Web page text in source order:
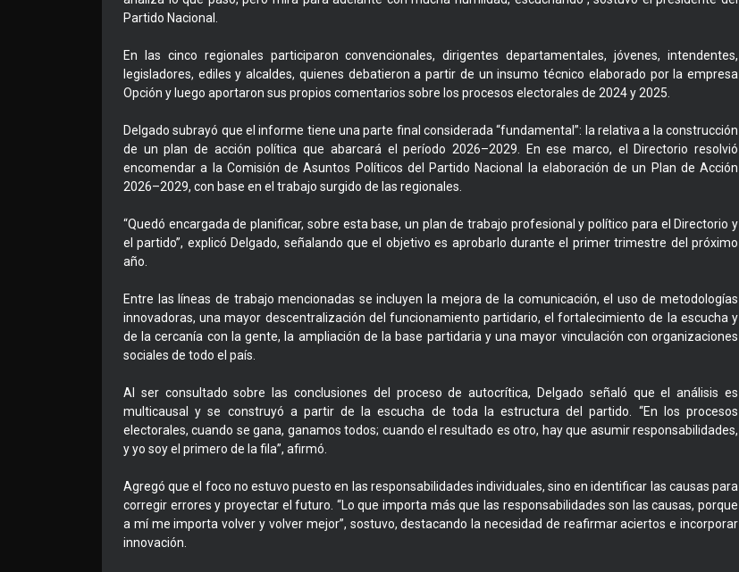
Partido Nacional.
En las cinco regionales participaron convencionales, dirigentes departamentales, jóvenes, intendentes,
legisladores, ediles y alcaldes, quienes debatieron a partir de un insumo técnico elaborado por la empresa
Opción y luego aportaron sus propios comentarios sobre los procesos electorales de 2024 y 2025.
Delgado subrayó que el informe tiene una parte final considerada “fundamental”: la relativa a la construcción
de un plan de acción política que abarcará el período 2026–2029. En ese marco, el Directorio resolvió
encomendar a la Comisión de Asuntos Políticos del Partido Nacional la elaboración de un Plan de Acción
2026–2029, con base en el trabajo surgido de las regionales.
“Quedó encargada de planificar, sobre esta base, un plan de trabajo profesional y político para el Directorio y
el partido”, explicó Delgado, señalando que el objetivo es aprobarlo durante el primer trimestre del próximo
año.
Entre las líneas de trabajo mencionadas se incluyen la mejora de la comunicación, el uso de metodologías
innovadoras, una mayor descentralización del funcionamiento partidario, el fortalecimiento de la escucha y
de la cercanía con la gente, la ampliación de la base partidaria y una mayor vinculación con organizaciones
sociales de todo el país.
Al ser consultado sobre las conclusiones del proceso de autocrítica, Delgado señaló que el análisis es
multicausal y se construyó a partir de la escucha de toda la estructura del partido. “En los procesos
electorales, cuando se gana, ganamos todos; cuando el resultado es otro, hay que asumir responsabilidades,
y yo soy el primero de la fila”, afirmó.
Agregó que el foco no estuvo puesto en las responsabilidades individuales, sino en identificar las causas para
corregir errores y proyectar el futuro. “Lo que importa más que las responsabilidades son las causas, porque
a mí me importa volver y volver mejor”, sostuvo, destacando la necesidad de reafirmar aciertos e incorporar
innovación.